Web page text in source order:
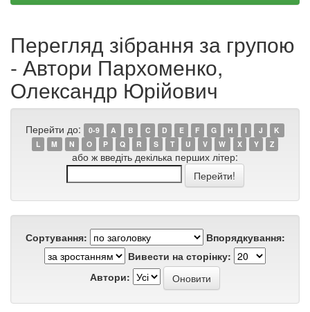
Перегляд зібрання за групою
- Автори Пархоменко,
Олександр Юрійович
Перейти до: 0-9 A B C D E F G H I J
K
L
M N O P Q R S T U V W X Y Z
або ж введіть декілька перших літер:
Сортування:
Впорядкування:
Вивести на сторінку:
Автори: